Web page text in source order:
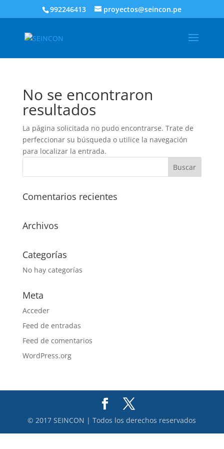
992246413 proyectos@seincon.pe
No se encontraron
resultados
La página solicitada no pudo encontrarse. Trate de
perfeccionar su búsqueda o utilice la navegación
para localizar la entrada.
Comentarios recientes
Archivos
Categorías
No hay categorías
Meta
Acceder
Feed de entradas
Feed de comentarios
WordPress.org
© 2017 SEINCON | Todos los derechos reservados